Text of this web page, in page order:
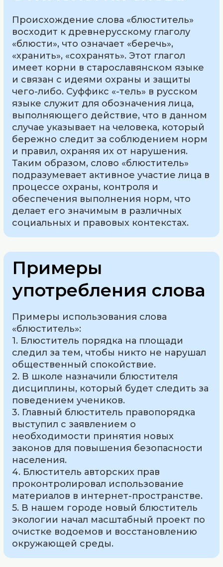
Происхождение слова «блюститель»
восходит к древнерусскому глаголу
«блюсти», что означает «беречь»,
«хранить», «сохранять». Этот глагол
имеет корни в старославянском языке
и связан с идеями охраны и защиты
чего-либо. Суффикс «-тель» в русском
языке служит для обозначения лица,
выполняющего действие, что в данном
случае указывает на человека, который
бережно следит за соблюдением норм
и правил, охраняя их от нарушения.
Таким образом, слово «блюститель»
подразумевает активное участие лица в
процессе охраны, контроля и
обеспечения выполнения норм, что
делает его значимым в различных
социальных и правовых контекстах.
Примеры
употребления слова
Примеры использования слова
«блюститель»:
1. Блюститель порядка на площади
следил за тем, чтобы никто не нарушал
общественный спокойствие.
2. В школе назначили блюстителя
дисциплины, который будет следить за
поведением учеников.
3. Главный блюститель правопорядка
выступил с заявлением о
необходимости принятия новых
законов для повышения безопасности
населения.
4. Блюститель авторских прав
проконтролировал использование
материалов в интернет-пространстве.
5. В нашем городе новый блюститель
экологии начал масштабный проект по
очистке водоемов и восстановлению
окружающей среды.